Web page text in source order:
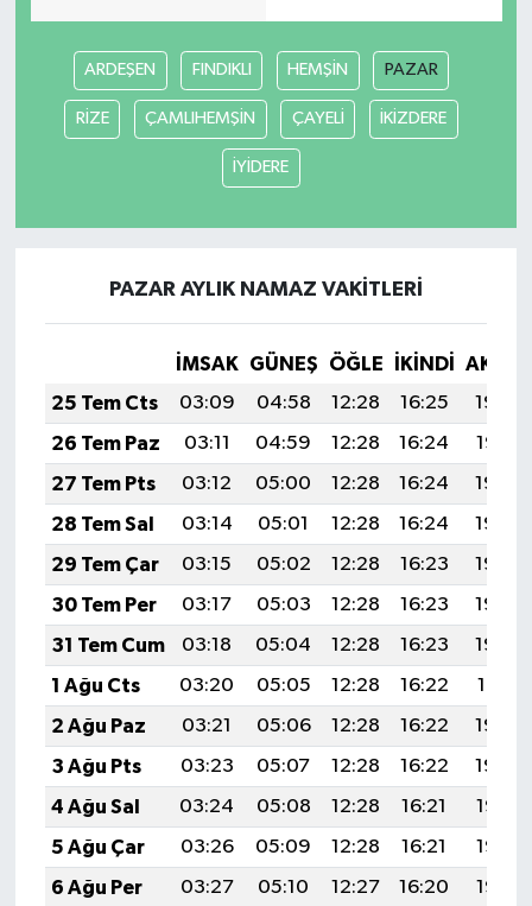
ARDEŞEN FINDIKLI HEMŞİN PAZAR
RİZE ÇAMLIHEMŞİN ÇAYELİ İKİZDERE
İYİDERE
PAZAR AYLIK NAMAZ VAKITLERI
İMSAK GÜNEŞ ÖĞLE İKINDI
25 Tem Cts
03:09 04:58 12:28 16:25
19:48
26 Tem Paz
03:11 04:59 12:28 16:24
19:47
27 Tem Pts
03:12 05:00 12:28 16:24
19:46
28 Tem Sal
03:14 05:01 12:28 16:24
19:45
29 Tem Çar
03:15 05:02 12:28 16:23
19:44
30 Tem Per
03:17 05:03 12:28 16:23
19:43
31 Tem Cum
03:18 05:04 12:28 16:23
19:42
1 Ağu Cts
03:20 05:05 12:28 16:22
19:41
2 Ağu Paz
03:21 05:06 12:28 16:22
19:40
3 Ağu Pts
03:23 05:07 12:28 16:22
19:39
4 Ağu Sal
03:24 05:08 12:28 16:21
19:38
5 Ağu Çar
03:26 05:09 12:28 16:21
19:37
6 Ağu Per
03:27 05:10 12:27 16:20
19:35